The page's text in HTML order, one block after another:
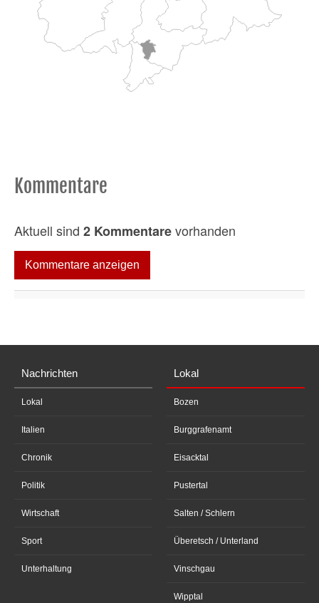
Kommentare
Aktuell sind 2 Kommentarevorhanden
Kommentare anzeigen
Nachrichten
Lokal
Italien
Chronik
Politik
Wirtschaft
Sport
Unterhaltung
Lokal
Bozen
Burggrafenamt
Eisacktal
Pustertal
Salten / Schlern
Überetsch / Unterland
Vinschgau
Wipptal